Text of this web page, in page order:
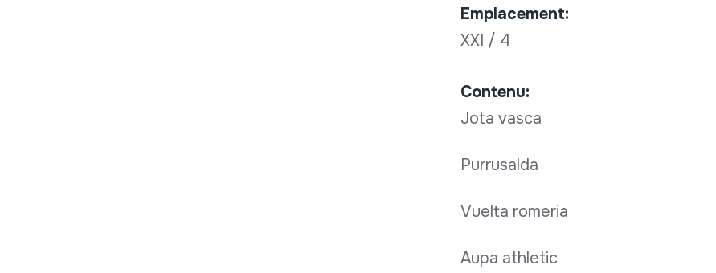
Emplacement:
XXI / 4
Contenu:
Jota vasca
Purrusalda
Vuelta romeria
Aupa athletic